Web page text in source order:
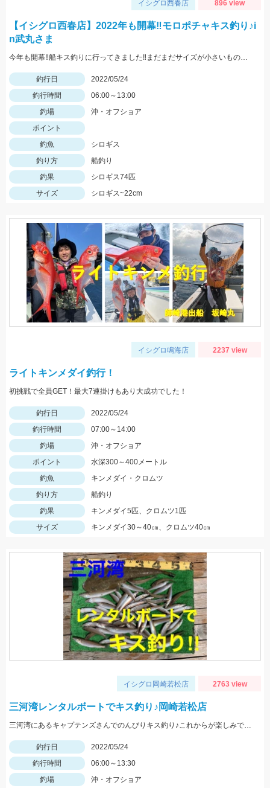
イシグロ西春店 896 view
【イシグロ西春店】2022年も開幕‼モロポチャキス釣り♪i
n武丸さま
今年も開幕‼船キス釣りに行ってきました‼まだまだサイズが小さいものも混じりますが、ハリは8～10号の方が掛かりがよくオススメですよ‼
釣行日
2022/05/24
釣行時間
06:00～13:00
釣場
沖・オフショア
ポイント
釣魚
シロギス
釣り方
船釣り
釣果
シロギス74匹
サイズ
シロギス~22cm
イシグロ鳴海店 2237 view
ライトキンメダイ釣行！
初挑戦で全員GET！最大7連掛けもあり大成功でした！
釣行日
2022/05/24
釣行時間
07:00～14:00
釣場
沖・オフショア
ポイント
水深300～400メートル
釣魚
キンメダイ・クロムツ
釣り方
船釣り
釣果
キンメダイ5匹、クロムツ1匹
サイズ
キンメダイ30～40㎝、クロムツ40㎝
イシグロ岡崎若松店 2763 view
三河湾レンタルボートでキス釣り♪岡崎若松店
三河湾にあるキャプテンズさんでのんびりキス釣り♪これからが楽しみですね♪
釣行日
2022/05/24
釣行時間
06:00～13:30
釣場
沖・オフショア